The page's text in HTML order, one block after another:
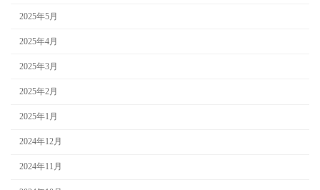
2025年5月
2025年4月
2025年3月
2025年2月
2025年1月
2024年12月
2024年11月